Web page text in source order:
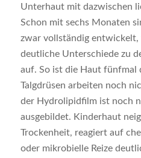
Unterhaut mit dazwischen
Schon mit sechs Monaten
zwar vollständig entwickelt,
deutliche Unterschiede zu
auf. So ist die Haut fünfmal
Talgdrüsen arbeiten noch
der Hydrolipidfilm ist noch
ausgebildet. Kinderhaut
Trockenheit, reagiert auf
oder mikrobielle Reize